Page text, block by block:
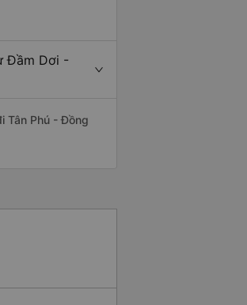
Đầm Dơi -
Tân Phú - Đồng